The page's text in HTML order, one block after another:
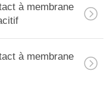
à membrane
à membrane